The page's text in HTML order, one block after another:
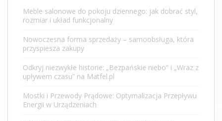
Meble salonowe do pokoju dziennego: jak dobrać styl,
rozmiar i układ funkcjonalny
Nowoczesna forma sprzedaży – samoobsługa, która
przyspiesza zakupy
Odkryj niezwykłe historie: „Bezpańskie niebo” i „Wraz z
upływem czasu” na Matfel.pl
Mostki i Przewody Prądowe: Optymalizacja Przepływu
Energii w Urządzeniach